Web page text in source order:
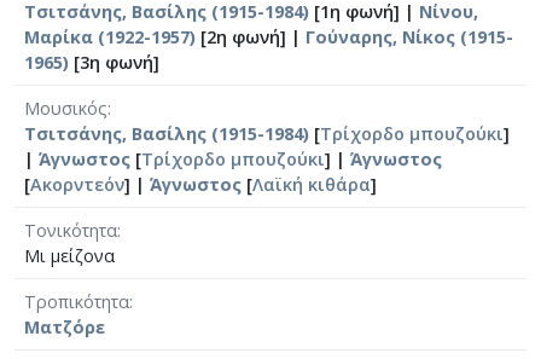
Τσιτσάνης, Βασίλης (1915-1984) [1η φωνή] | Νίνου,
Μαρίκα (1922-1957) [2η φωνή] | Γούναρης, Νίκος (1915-
1965) [3η φωνή]
Μουσικός
Τσιτσάνης, Βασίλης (1915-1984) [Τρίχορδο μπουζούκι]
| Άγνωστος [Τρίχορδο μπουζούκι] | Άγνωστος
[Ακορντεόν] | Άγνωστος [Λαϊκή κιθάρα]
Τονικότητα
Μι μείζονα
Τροπικότητα
Ματζόρε